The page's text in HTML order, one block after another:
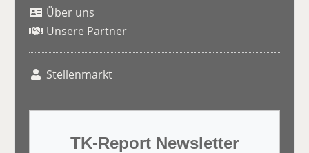
Über uns
Unsere Partner
Stellenmarkt
TK-Report Newsletter